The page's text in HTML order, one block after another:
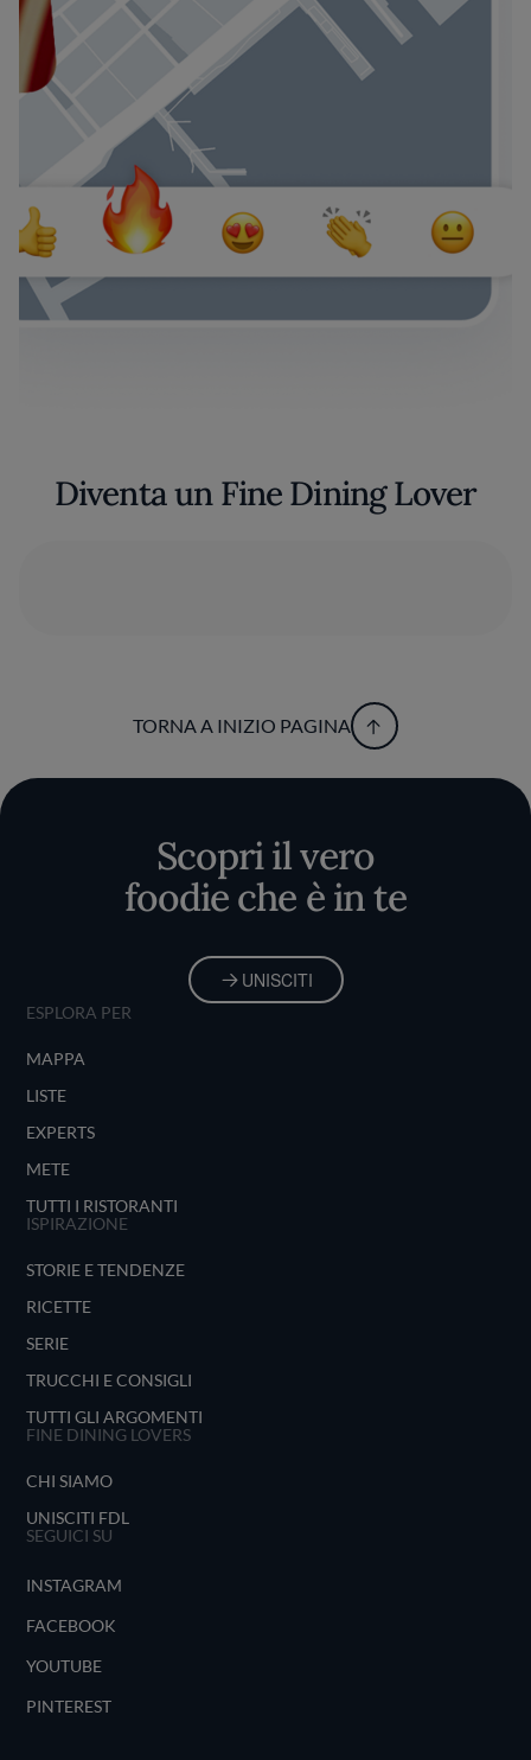
Diventa un Fine Dining Lover
TORNA A INIZIO PAGINA
Scopri il vero
foodie che è in te
UNISCITI
ESPLORA PER
MAPPA
LISTE
EXPERTS
METE
TUTTI I RISTORANTI
ISPIRAZIONE
STORIE E TENDENZE
RICETTE
SERIE
TRUCCHI E CONSIGLI
TUTTI GLI ARGOMENTI
FINE DINING LOVERS
CHI SIAMO
UNISCITI FDL
SEGUICI SU
INSTAGRAM
FACEBOOK
YOUTUBE
PINTEREST